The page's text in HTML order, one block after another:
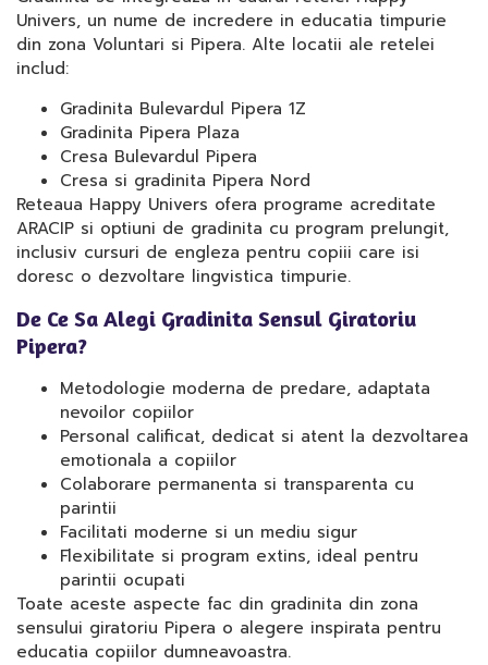
Univers, un nume de incredere in educatia timpurie
din zona Voluntari si Pipera. Alte locatii ale retelei
includ:
Gradinita Bulevardul Pipera 1Z
Gradinita Pipera Plaza
Cresa Bulevardul Pipera
Cresa si gradinita Pipera Nord
Reteaua Happy Univers ofera programe acreditate
ARACIP si optiuni de gradinita cu program prelungit,
inclusiv cursuri de engleza pentru copiii care isi
doresc o dezvoltare lingvistica timpurie.
De Ce Sa Alegi Gradinita Sensul Giratoriu
Pipera?
Metodologie moderna de predare, adaptata
nevoilor copiilor
Personal calificat, dedicat si atent la dezvoltarea
emotionala a copiilor
Colaborare permanenta si transparenta cu
parintii
Facilitati moderne si un mediu sigur
Flexibilitate si program extins, ideal pentru
parintii ocupati
Toate aceste aspecte fac din gradinita din zona
sensului giratoriu Pipera o alegere inspirata pentru
educatia copiilor dumneavoastra.